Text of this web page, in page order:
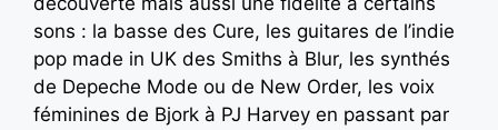
sons : la basse des Cure, les guitares de l’indie
pop made in UK des Smiths à Blur, les synthés
de Depeche Mode ou de New Order, les voix
féminines de Bjork à PJ Harvey en passant par